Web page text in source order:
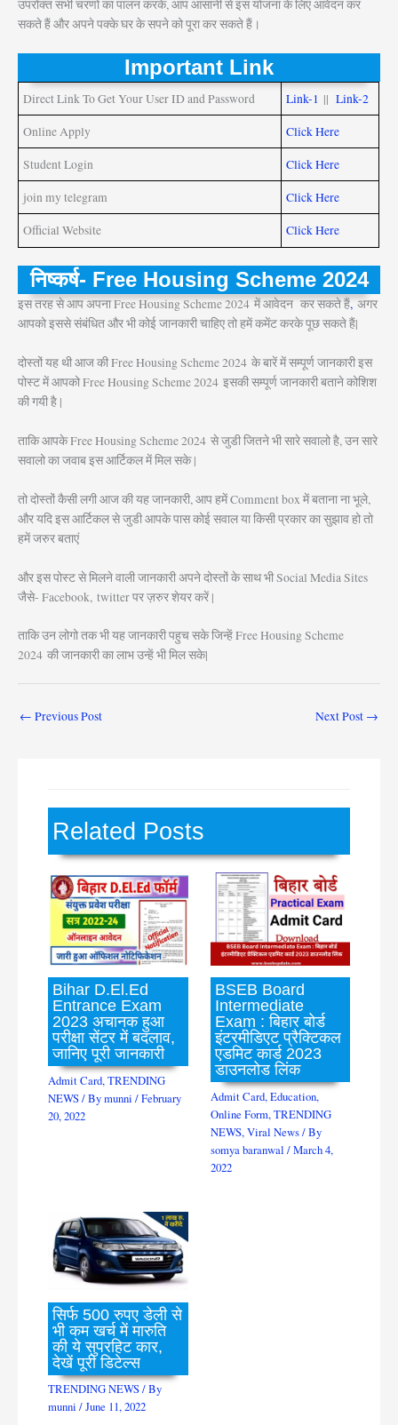
उपरोक्त सभी चरणों का पालन करके, आप आसानी से इस योजना के लिए आवेदन कर
सकते हैं और अपने पक्के घर के सपने को पूरा कर सकते हैं।
Important Link
Direct Link To Get Your User ID and Password Link-1 || Link-2
Online Apply Click Here
Student Login Click Here
join my telegram Click Here
Official Website Click Here
निष्कर्ष- Free Housing Scheme 2024
इस तरह से आप अपना Free Housing Scheme 2024 में आवेदन कर सकते हैं, अगर
आपको इससे संबंधित और भी कोई जानकारी चाहिए तो हमें कमेंट करके पूछ सकते हैं|
दोस्तों यह थी आज की Free Housing Scheme 2024 के बारें में सम्पूर्ण जानकारी इस
पोस्ट में आपको Free Housing Scheme 2024 इसकी सम्पूर्ण जानकारी बताने कोशिश
की गयी है |
ताकि आपके Free Housing Scheme 2024 से जुडी जितने भी सारे सवालो है, उन सारे
सवालो का जवाब इस आर्टिकल में मिल सके |
तो दोस्तों कैसी लगी आज की यह जानकारी, आप हमें Comment box में बताना ना भूले,
और यदि इस आर्टिकल से जुडी आपके पास कोई सवाल या किसी प्रकार का सुझाव हो तो
हमें जरुर बताएं
और इस पोस्ट से मिलने वाली जानकारी अपने दोस्तों के साथ भी Social Media Sites
जैसे- Facebook, twitter पर ज़रुर शेयर करें |
ताकि उन लोगो तक भी यह जानकारी पहुच सके जिन्हें Free Housing Scheme
2024 की जानकारी का लाभ उन्हें भी मिल सके|
← Previous Post Next Post →
Related Posts
Bihar D.El.Ed
Entrance Exam
2023 अचानक हुआ
परीक्षा सेंटर में बदलाव,
जानिए पूरी जानकारी
Admit Card,TRENDING
NEWS/ Bymunni/February
20, 2022
BSEB Board
Intermediate
Exam : बिहार बोर्ड
इंटरमीडिएट प्रैक्टिकल
एडमिट कार्ड 2023
डाउनलोड लिंक
Admit Card,Education,
Online Form,TRENDING
NEWS,Viral News/ By
somya baranwal /March 4,
2022
सिर्फ 500 रुपए डेली से
भी कम खर्च में मारुति
की ये सुपरहिट कार,
देखें पूरी डिटेल्स
TRENDING NEWS/ By
munni/June 11, 2022